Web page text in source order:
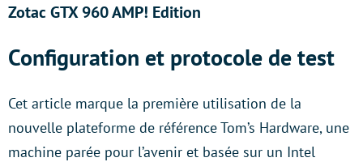
Zotac GTX 960 AMP! Edition
Configuration et protocole de test
Cet article marque la première utilisation de la
nouvelle plateforme de référence Tom’s Hardware, une
machine parée pour l’avenir et basée sur un Intel